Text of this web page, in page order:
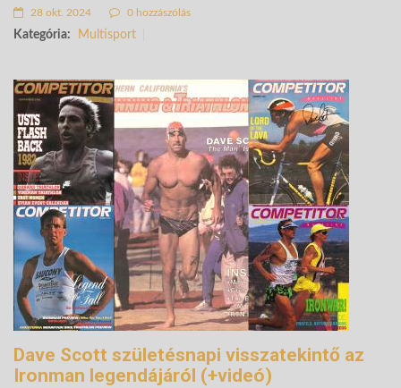
28 okt. 2024 0 hozzászólás
Kategória: Multisport
Dave Scott születésnapi visszatekintő az
Ironman legendájáról (+videó)